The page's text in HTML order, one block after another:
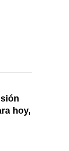
hoy,